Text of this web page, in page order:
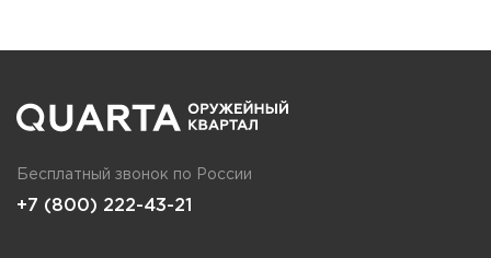
Бесплатный звонок по России
+7 (800) 222-43-21